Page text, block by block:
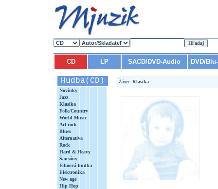
CD LP SACD/DVD-Audio DVD/
Hudba(CD)
Novinky
Jazz
Klasika
Folk/Country
World Music
Art-rock
Blues
Alternatíva
Rock
Hard & Heavy
Šansóny
Filmová hudba
Elektronika
New age
Hip Hop
Žáner: Klasika